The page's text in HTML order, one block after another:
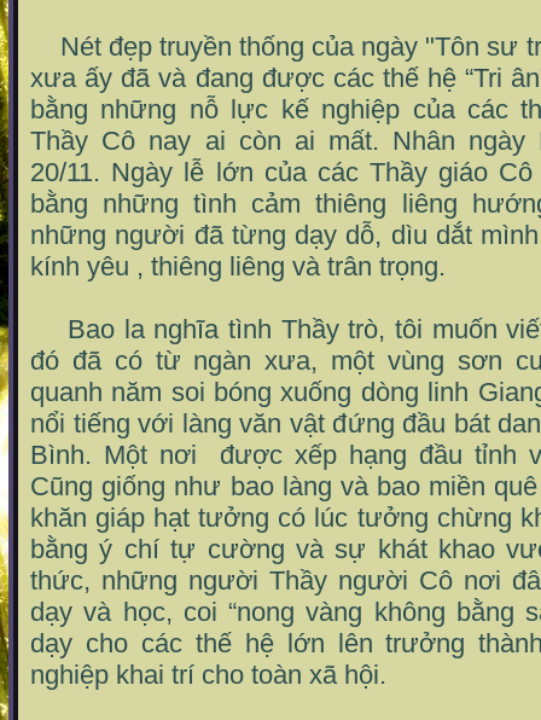
Nét đẹp truyền thống của ngày "Tôn sư
xưa ấy đã và đang được các thế hệ “Tri
bằng những nỗ lực kế nghiệp của các
Thầy Cô nay ai còn ai mất. Nhân ngày
20/11. Ngày lễ lớn của các Thầy giáo
bằng những tình cảm thiêng liêng
những người đã từng dạy dỗ, dìu dắt
kính yêu , thiêng liêng và trân trọng.
Bao la nghĩa tình Thầy trò, tôi muốn
đó đã có từ ngàn xưa, một vùng sơn
quanh năm soi bóng xuống dòng linh
nổi tiếng với làng văn vật đứng đầu bát
Bình. Một nơi được xếp hạng đầu tỉnh
Cũng giống như bao làng và bao miền
khăn giáp hạt tưởng có lúc tưởng chừng
bằng ý chí tự cường và sự khát khao
thức, những người Thầy người Cô nơi
dạy và học, coi “nong vàng không bằng
dạy cho các thế hệ lớn lên trưởng
nghiệp khai trí cho toàn xã hội.